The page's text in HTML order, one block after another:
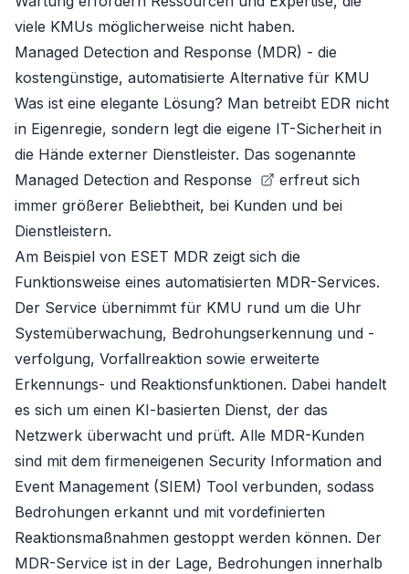
viele KMUs möglicherweise nicht haben.
Managed Detection and Response (MDR) - die
kostengünstige, automatisierte Alternative für KMU
Was ist eine elegante Lösung? Man betreibt EDR nicht
in Eigenregie, sondern legt die eigene IT-Sicherheit in
die Hände externer Dienstleister. Das sogenannte
Managed Detection and Response
erfreut sich
immer größerer Beliebtheit, bei Kunden und bei
Dienstleistern.
Am Beispiel von ESET MDR zeigt sich die
Funktionsweise eines automatisierten MDR-Services.
Der Service übernimmt für KMU rund um die Uhr
Systemüberwachung, Bedrohungserkennung und -
verfolgung, Vorfallreaktion sowie erweiterte
Erkennungs- und Reaktionsfunktionen. Dabei handelt
es sich um einen KI-basierten Dienst, der das
Netzwerk überwacht und prüft. Alle MDR-Kunden
sind mit dem firmeneigenen Security Information and
Event Management (SIEM) Tool verbunden, sodass
Bedrohungen erkannt und mit vordefinierten
Reaktionsmaßnahmen gestoppt werden können. Der
MDR-Service ist in der Lage, Bedrohungen innerhalb